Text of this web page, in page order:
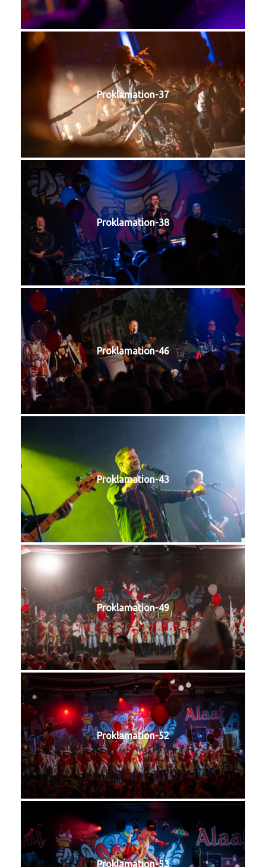
Proklamation-37
Proklamation-38
Proklamation-46
Proklamation-43
Proklamation-49
Proklamation-52
Proklamation-53